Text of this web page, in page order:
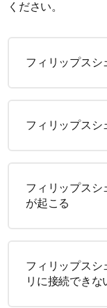
ください。
フィリップスシ
フィリップスシ
フィリップスシ
が起こる
フィリップスシ
リに接続できな